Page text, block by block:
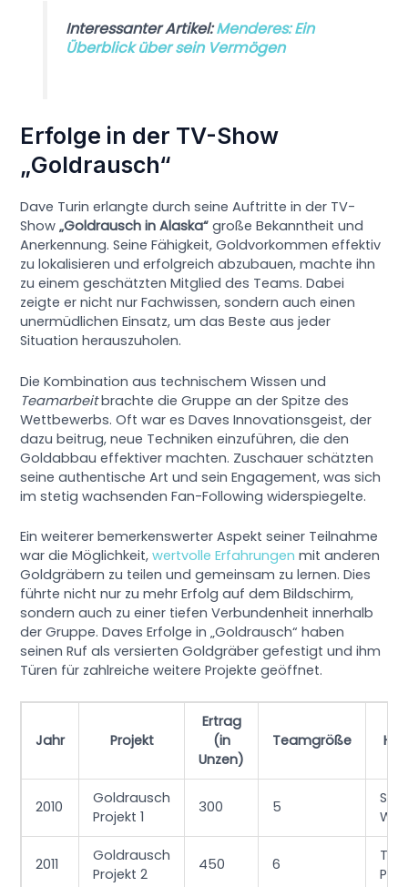
Interessanter Artikel:Menderes: Ein
Überblick über sein Vermögen
Erfolge in der TV-Show
„Goldrausch“
Dave Turin erlangte durch seine Auftritte in der TV-
Show„Goldrausch in Alaska“ große Bekanntheit und
Anerkennung. Seine Fähigkeit, Goldvorkommen effektiv
zu lokalisieren und erfolgreich abzubauen, machte ihn
zu einem geschätzten Mitglied des Teams. Dabei
zeigte er nicht nur Fachwissen, sondern auch einen
unermüdlichen Einsatz, um das Beste aus jeder
Situation herauszuholen.
Die Kombination aus technischem Wissen und
Teamarbeitbrachte die Gruppe an der Spitze des
Wettbewerbs. Oft war es Daves Innovationsgeist, der
dazu beitrug, neue Techniken einzuführen, die den
Goldabbau effektiver machten. Zuschauer schätzten
seine authentische Art und sein Engagement, was sich
im stetig wachsenden Fan-Following widerspiegelte.
Ein weiterer bemerkenswerter Aspekt seiner Teilnahme
war die Möglichkeit, wertvolle Erfahrungen mit anderen
Goldgräbern zu teilen und gemeinsam zu lernen. Dies
führte nicht nur zu mehr Erfolg auf dem Bildschirm,
sondern auch zu einer tiefen Verbundenheit innerhalb
der Gruppe. Daves Erfolge in „Goldrausch“ haben
seinen Ruf als versierten Goldgräber gefestigt und ihm
Türen für zahlreiche weitere Projekte geöffnet.
Jahr Projekt
Ertrag
(in
Unzen)
Teamgröße
2010
Goldrausch
Projekt 1
300 5
2011
Goldrausch
Projekt 2
450 6